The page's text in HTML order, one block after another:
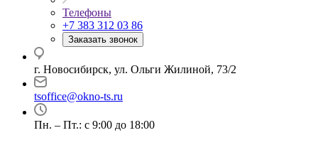
Телефоны
+7 383 312 03 86
Заказать звонок
г. Новосибирск, ул. Ольги Жилиной, 73/2
tsoffice@okno-ts.ru
Пн. – Пт.: с 9:00 до 18:00